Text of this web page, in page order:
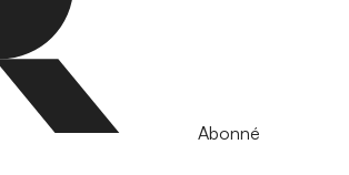
Abonné